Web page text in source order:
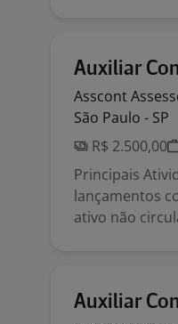
Auxiliar
Asscont
São Paulo - SP
R$ 2.500,00
Principais
lançamentos
ativo não
Auxiliar